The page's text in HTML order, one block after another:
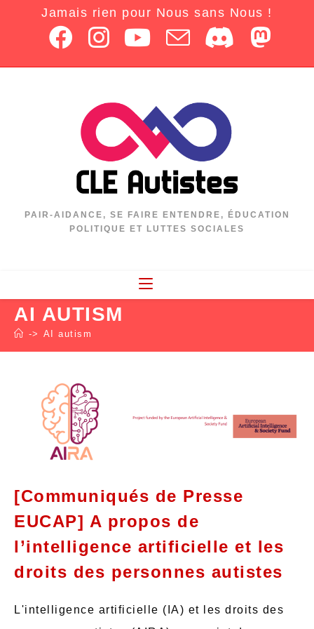
Jamais rien pour Nous sans Nous !
PAIR-AIDANCE, SE FAIRE ENTENDRE, ÉDUCATION
POLITIQUE ET LUTTES SOCIALES
AI AUTISM
-> AI autism
[Communiqués de Presse
EUCAP] A propos de
l’intelligence artificielle et les
droits des personnes autistes
L'intelligence artificielle (IA) et les droits des